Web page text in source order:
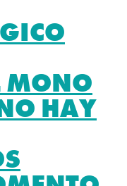
MONO
HAY